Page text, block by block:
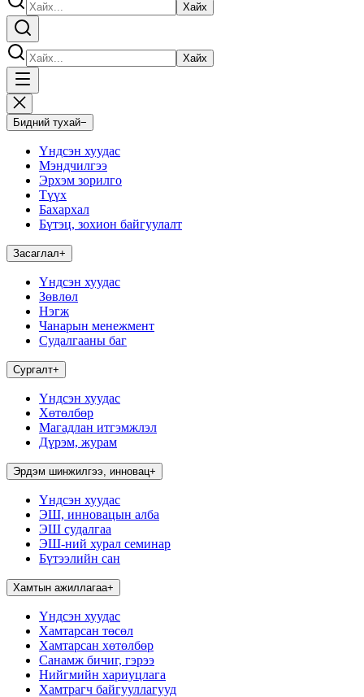
Хайх
Хайх
Бидний тухай−
Үндсэн хуудас
Мэндчилгээ
Эрхэм зорилго
Түүх
Бахархал
Бүтэц, зохион байгуулалт
Засаглал+
Үндсэн хуудас
Зөвлөл
Нэгж
Чанарын менежмент
Судалгааны баг
Сургалт+
Үндсэн хуудас
Хөтөлбөр
Магадлан итгэмжлэл
Дүрэм, журам
Эрдэм шинжилгээ, инновац+
Үндсэн хуудас
ЭШ, инновацын алба
ЭШ судалгаа
ЭШ-ний хурал семинар
Бүтээлийн сан
Хамтын ажиллагаа+
Үндсэн хуудас
Хамтарсан төсөл
Хамтарсан хөтөлбөр
Санамж бичиг, гэрээ
Нийгмийн хариуцлага
Хамтрагч байгууллагууд